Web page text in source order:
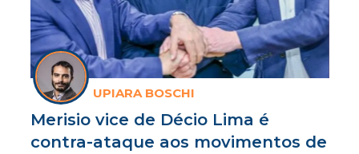
UPIARA BOSCHI
Merisio vice de Décio Lima é
contra-ataque aos movimentos de